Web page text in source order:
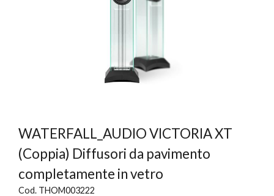
WATERFALL_AUDIO VICTORIA XT
(Coppia) Diffusori da pavimento
completamente in vetro
Cod. THOM003222